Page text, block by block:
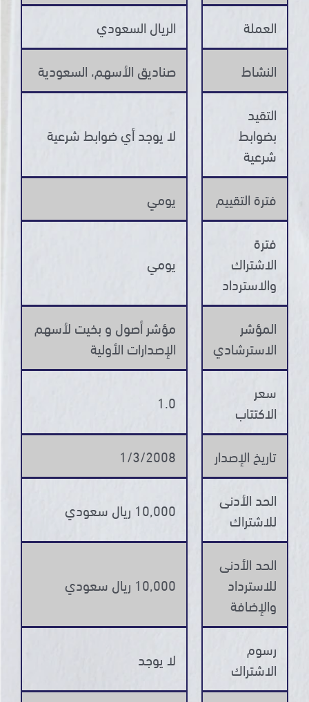
العملة الريال السعودي
النشاط صناديق الأسهم، السعودية
التقيد
بضوابط
شرعية
لا يوجد أي ضوابط شرعية
فترة التقييم يومي
فترة
الاشتراك
والاسترداد
يومي
المؤشر
الاسترشادي
مؤشر أصول و بخيت لأسهم
الإصدارات الأولية
سعر
الاكتتاب
1.0
تاريخ الإصدار 1/3/2008
الحد الأدنى
للاشتراك
10,000 ريال سعودي
الحد الأدنى
للاسترداد
والإضافة
10,000 ريال سعودي
رسوم
الاشتراك
لا يوجد